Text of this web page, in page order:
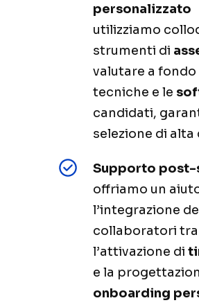
personalizzato
utilizziamo
strumenti di
valutare a
tecniche e le
candidati,
selezione di alta
Supporto post-
offriamo un
l’integrazione
collaboratori
l’attivazione di
e la
onboarding